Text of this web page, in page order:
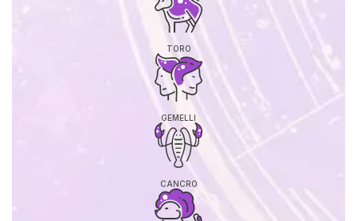
TORO
GEMELLI
CANCRO